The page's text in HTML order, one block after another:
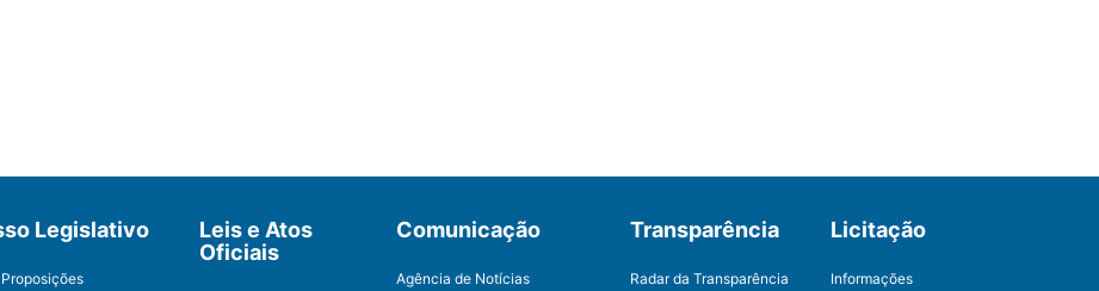
Legislativo
Leis e Atos
Oficiais
Comunicação
Agência de Notícias
Transparência
Radar da Transparência
Licitação
Informações